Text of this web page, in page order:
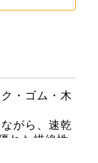
・ゴム・木
がら、速乾
れた描線性